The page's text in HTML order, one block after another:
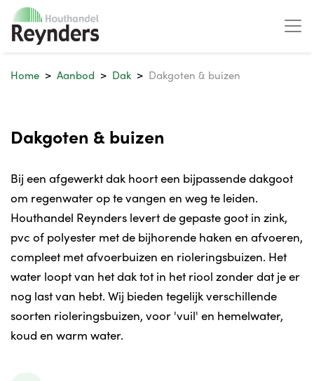
Home Aanbod Dak Dakgoten & buizen
Dakgoten & buizen
Bij een afgewerkt dak hoort een bijpassende dakgoot
om regenwater op te vangen en weg te leiden.
Houthandel Reynders levert de gepaste goot in zink,
pvc of polyester met de bijhorende haken en afvoeren,
compleet met afvoerbuizen en rioleringsbuizen. Het
water loopt van het dak tot in het riool zonder dat je er
nog last van hebt. Wij bieden tegelijk verschillende
soorten rioleringsbuizen, voor 'vuil' en hemelwater,
koud en warm water.